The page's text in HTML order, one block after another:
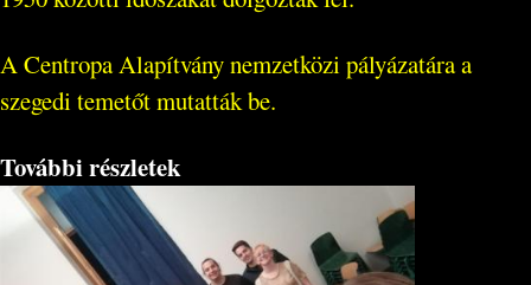
A Centropa Alapítvány nemzetközi pályázatára a
szegedi temetőt mutatták be.
További részletek